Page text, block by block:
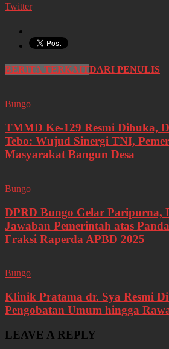
Twitter
BERITA TERKAITDARI PENULIS
Bungo
TMMD Ke-129 Resmi Dibuka,
Tebo: Wujud Sinergi TNI,
Masyarakat Bangun Desa
Bungo
DPRD Bungo Gelar Paripurna,
Jawaban Pemerintah atas
Fraksi Raperda APBD 2025
Bungo
Klinik Pratama dr. Sya Resmi
Pengobatan Umum hingga
LEAVE A REPLY